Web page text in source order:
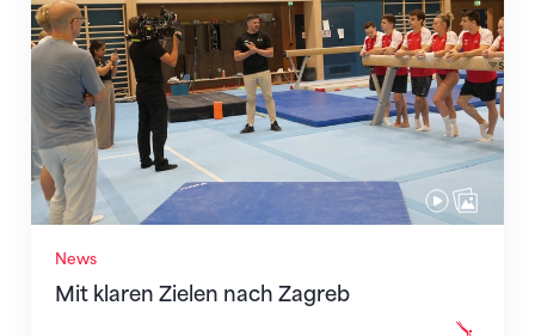
News
Mit klaren Zielen nach Zagreb